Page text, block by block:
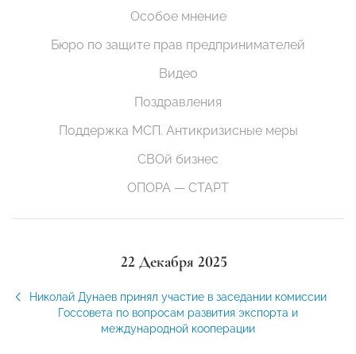
Особое мнение
Бюро по защите прав предпринимателей
Видео
Поздравления
Поддержка МСП. Антикризисные меры
СВОй бизнес
ОПОРА — СТАРТ
22 Декабря 2025
Николай Дунаев принял участие в заседании комиссии
Госсовета по вопросам развития экспорта и
международной кооперации